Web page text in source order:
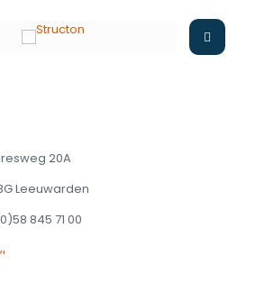
20A
Leeuwarden
845 71 00